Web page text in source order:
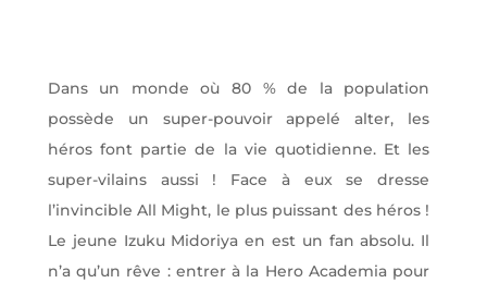
Dans un monde où 80 % de la population
possède un super-pouvoir appelé alter, les
héros font partie de la vie quotidienne. Et les
super-vilains aussi ! Face à eux se dresse
l’invincible All Might, le plus puissant des héros !
Le jeune Izuku Midoriya en est un fan absolu. Il
n’a qu’un rêve : entrer à la Hero Academia pour